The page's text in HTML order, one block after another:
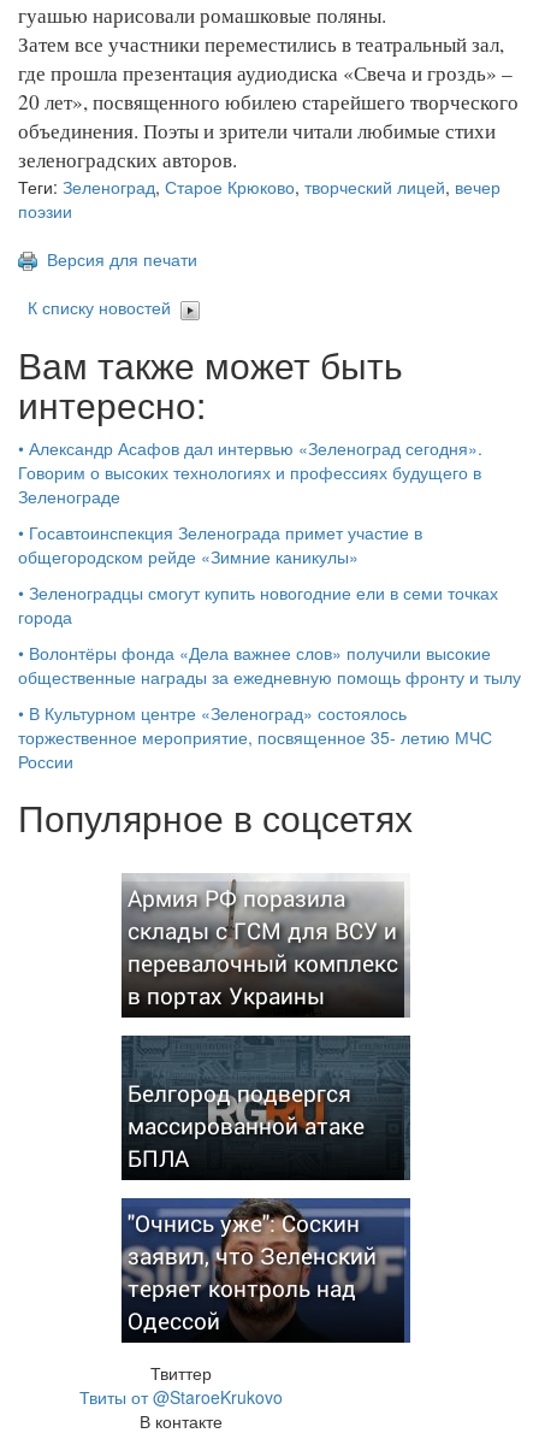
гуашью нарисовали ромашковые поляны.
Затем все участники переместились в театральный зал,
где прошла презентация аудиодиска «Свеча и гроздь» –
20 лет», посвященного юбилею старейшего творческого
объединения. Поэты и зрители читали любимые стихи
зеленоградских авторов.
Теги: Зеленоград, Старое Крюково, творческий лицей, вечер
поэзии
Версия для печати
К списку новостей
Вам также может быть
интересно:
• Александр Асафов дал интервью «Зеленоград сегодня».
Говорим о высоких технологиях и профессиях будущего в
Зеленограде
• Госавтоинспекция Зеленограда примет участие в
общегородском рейде «Зимние каникулы»
• Зеленоградцы смогут купить новогодние ели в семи точках
города
• Волонтёры фонда «Дела важнее слов» получили высокие
общественные награды за ежедневную помощь фронту и тылу
• В Культурном центре «Зеленоград» состоялось
торжественное мероприятие, посвященное 35- летию МЧС
России
Популярное в соцсетях
Армия РФ поразила
склады с ГСМ для ВСУ и
перевалочный комплекс
в портах Украины
Белгород подвергся
массированной атаке
БПЛА
"Очнись уже": Соскин
заявил, что Зеленский
теряет контроль над
Одессой
Твиттер
Твиты от @StaroeKrukovo
В контакте